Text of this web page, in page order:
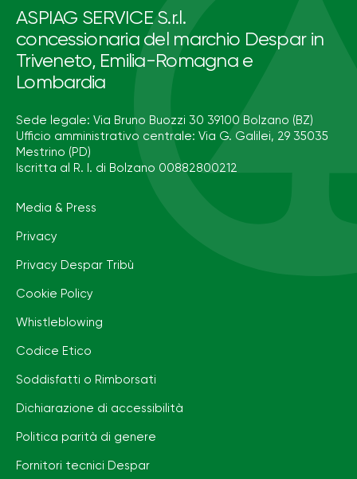
ASPIAG SERVICE S.r.l.
concessionaria del marchio Despar in
Triveneto, Emilia-Romagna e
Lombardia
Sede legale: Via Bruno Buozzi 30 39100 Bolzano (BZ)
Ufficio amministrativo centrale: Via G. Galilei, 29 35035
Mestrino (PD)
Iscritta al R. I. di Bolzano 00882800212
Media & Press
Privacy
Privacy Despar Tribù
Cookie Policy
Whistleblowing
Codice Etico
Soddisfatti o Rimborsati
Dichiarazione di accessibilità
Politica parità di genere
Fornitori tecnici Despar